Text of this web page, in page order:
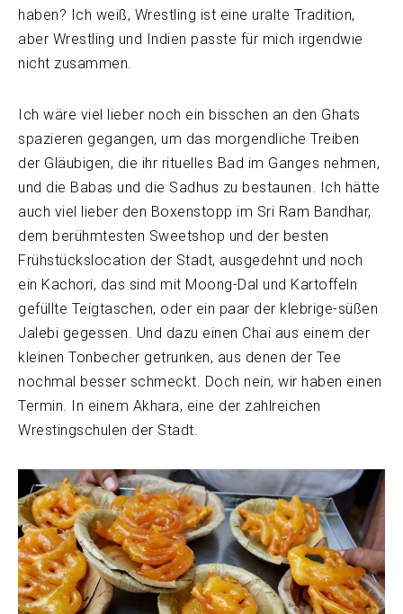
haben? Ich weiß, Wrestling ist eine uralte Tradition,
aber Wrestling und Indien passte für mich irgendwie
nicht zusammen.
Ich wäre viel lieber noch ein bisschen an den Ghats
spazieren gegangen, um das morgendliche Treiben
der Gläubigen, die ihr rituelles Bad im Ganges nehmen,
und die Babas und die Sadhus zu bestaunen. Ich hätte
auch viel lieber den Boxenstopp im Sri Ram Bandhar,
dem berühmtesten Sweetshop und der besten
Frühstückslocation der Stadt, ausgedehnt und noch
ein Kachori, das sind mit Moong-Dal und Kartoffeln
gefüllte Teigtaschen, oder ein paar der klebrige-süßen
Jalebi gegessen. Und dazu einen Chai aus einem der
kleinen Tonbecher getrunken, aus denen der Tee
nochmal besser schmeckt. Doch nein, wir haben einen
Termin. In einem Akhara, eine der zahlreichen
Wrestingschulen der Stadt.